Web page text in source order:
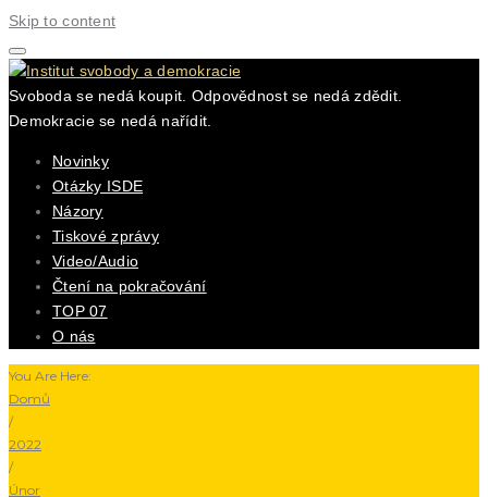
Skip to content
Svoboda se nedá koupit. Odpovědnost se nedá zdědit.
Demokracie se nedá nařídit.
Novinky
Otázky ISDE
Názory
Tiskové zprávy
Video/Audio
Čtení na pokračování
TOP 07
O nás
You Are Here:
Domů
/
2022
/
Únor